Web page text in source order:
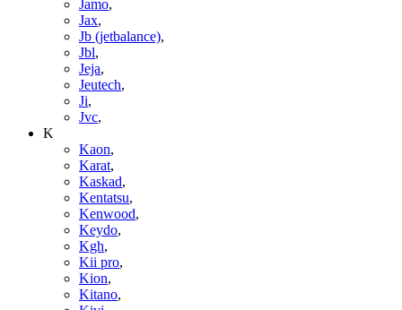
Jamo,
Jax,
Jb (jetbalance),
Jbl,
Jeja,
Jeutech,
Ji,
Jvc,
K
Kaon,
Karat,
Kaskad,
Kentatsu,
Kenwood,
Keydo,
Kgh,
Kii pro,
Kion,
Kitano,